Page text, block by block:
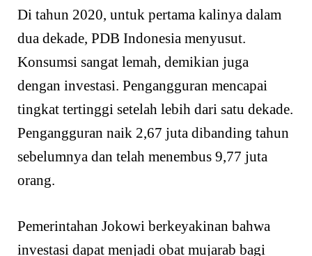
Di tahun 2020, untuk pertama kalinya dalam
dua dekade, PDB Indonesia menyusut.
Konsumsi sangat lemah, demikian juga
dengan investasi. Pengangguran mencapai
tingkat tertinggi setelah lebih dari satu dekade.
Pengangguran naik 2,67 juta dibanding tahun
sebelumnya dan telah menembus 9,77 juta
orang.
Pemerintahan Jokowi berkeyakinan bahwa
investasi dapat menjadi obat mujarab bagi